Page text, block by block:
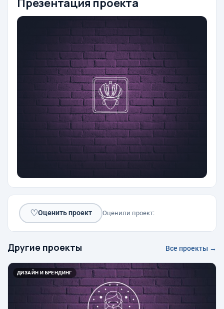
Презентация проекта
♡Оценить проект Оценили проект:
Другие проекты Все проекты →
ДИЗАЙН И БРЕНДИНГ